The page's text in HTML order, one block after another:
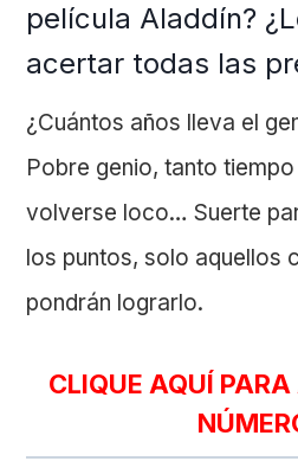
película Aladdín?
acertar todas las
¿Cuántos años lleva el
Pobre genio, tanto
volverse loco… Suerte
los puntos, solo aquellos
pondrán lograrlo.
CLIQUE AQUÍ PARA